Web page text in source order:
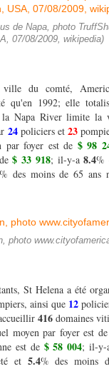
de Napa, photo
07/08/2009, wikipedia)
ville du comté,
qu'en 1992; elle
la Napa River limite
24 policiers et 23
par foyer est de $ 98
$ 33 918; il-y-a8.4%
des moins de 65 ans
photo
St Helena a été
ainsi que 12
416 domaines
moyen par foyer est de
est de $ 58 004; il-
et 5.4% des moins